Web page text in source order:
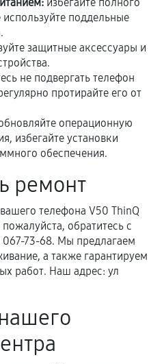
оформление
сроки и
отдельно и
действует
или вмешательство
если иное не
гарантийного
используйте поддельные
защитные аксессуары и
не подвергать телефон
протирайте его от
операционную
избегайте установки
обеспечения.
ремонт
телефона V50 ThinQ
обратитесь с
73-68. Мы предлагаем
а также гарантируем
работ. Наш адрес: ул